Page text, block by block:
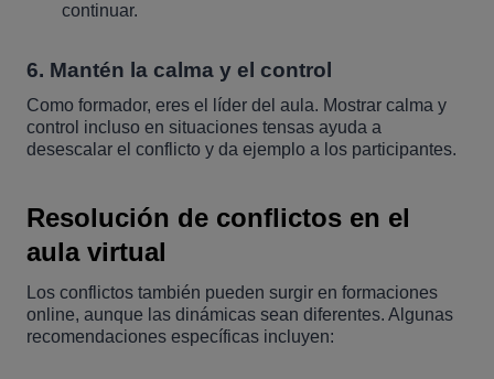
continuar.
6. Mantén la calma y el control
Como formador, eres el líder del aula. Mostrar calma y
control incluso en situaciones tensas ayuda a
desescalar el conflicto y da ejemplo a los participantes.
Resolución de conflictos en el
aula virtual
Los conflictos también pueden surgir en formaciones
online, aunque las dinámicas sean diferentes. Algunas
recomendaciones específicas incluyen: